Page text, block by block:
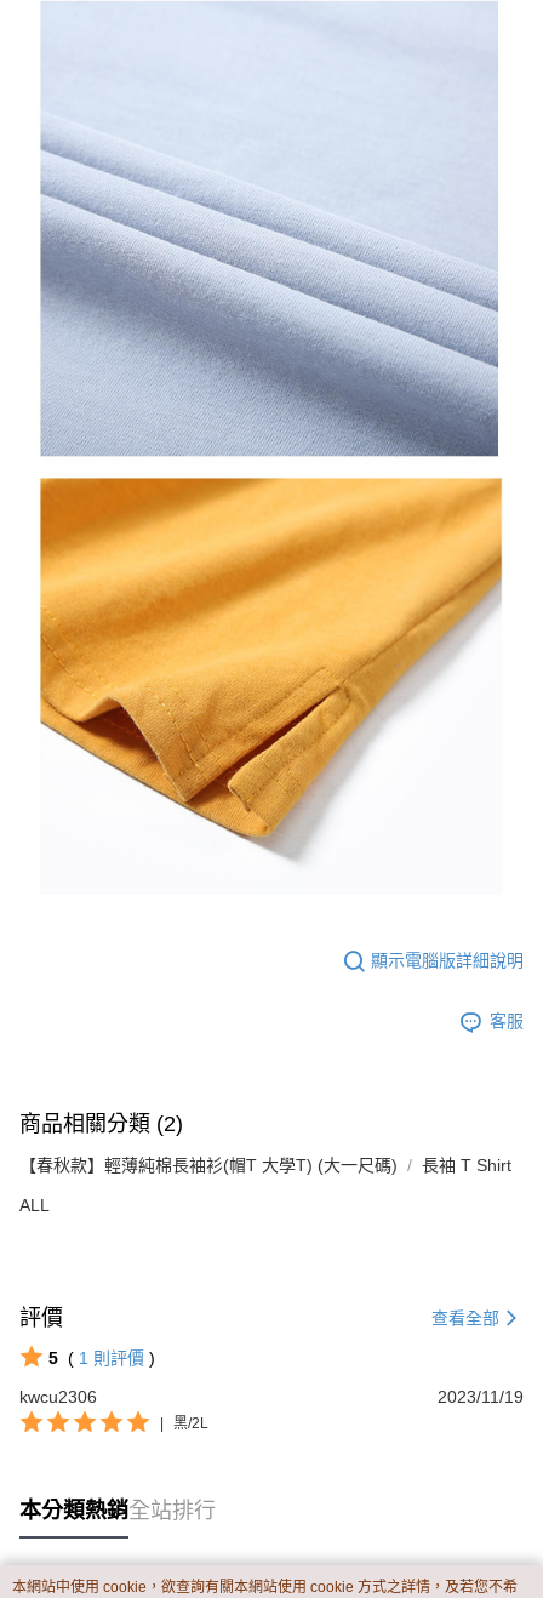
顯示電腦版詳細說明
客服
商品相關分類 (2)
【春秋款】輕薄純棉長袖衫(帽T 大學T) (大一尺碼) 長袖 T Shirt
ALL
評價 查看全部
5 ( 1 則評價 )
kwcu2306
2023/11/19
黑/2L
本分類熱銷全站排行
本網站中使用 cookie，欲查詢有關本網站使用 cookie 方式之詳情，及若您不希